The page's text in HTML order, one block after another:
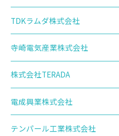
TDKラムダ株式会社
寺崎電気産業株式会社
株式会社TERADA
電成興業株式会社
テンパール工業株式会社